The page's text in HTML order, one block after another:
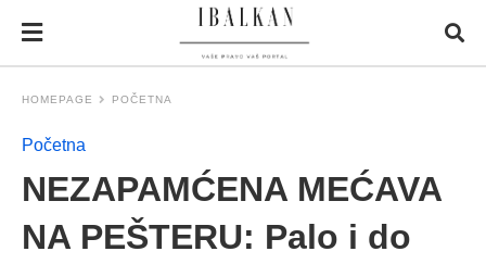
HOMEPAGE POČETNA
Početna
NEZAPAMĆENA MEĆAVA
NA PEŠTERU: Palo i do